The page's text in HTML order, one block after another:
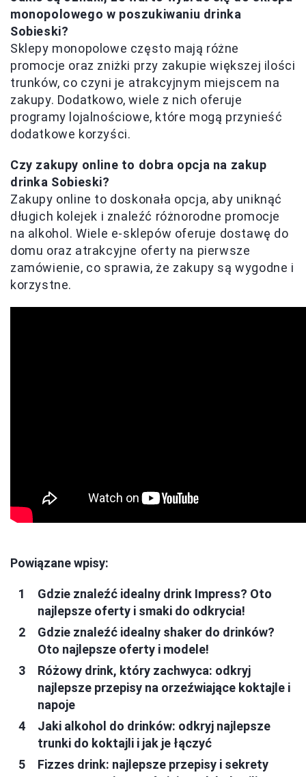
monopolowego w poszukiwaniu drinka
Sobieski?
Sklepy monopolowe często mają różne
promocje oraz zniżki przy zakupie większej ilości
trunków, co czyni je atrakcyjnym miejscem na
zakupy. Dodatkowo, wiele z nich oferuje
programy lojalnościowe, które mogą przynieść
dodatkowe korzyści.
Czy zakupy online to dobra opcja na zakup
drinka Sobieski?
Zakupy online to doskonała opcja, aby uniknąć
długich kolejek i znaleźć różnorodne promocje
na alkohol. Wiele e-sklepów oferuje dostawę do
domu oraz atrakcyjne oferty na pierwsze
zamówienie, co sprawia, że zakupy są wygodne i
korzystne.
Powiązane wpisy:
Gdzie znaleźć idealny drink Impress? Oto
najlepsze oferty i smaki do odkrycia!
Gdzie znaleźć idealny shaker do drinków?
Oto najlepsze oferty i modele!
Różowy drink, który zachwyca: odkryj
najlepsze przepisy na orzeźwiające koktajle i
napoje
Jaki alkohol do drinków: odkryj najlepsze
trunki do koktajli i jak je łączyć
Fizzes drink: najlepsze przepisy i sekrety